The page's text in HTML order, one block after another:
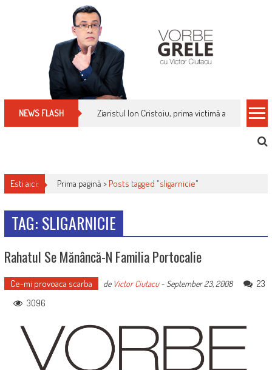
NEWS FLASH Ziaristul Ion Cristoiu, prima victimă a noi
Esti aici: Prima pagină > Posts tagged "sligarnicie"
TAG: SLIGARNICIE
Rahatul Se Mănâncă-N Familia Portocalie
Ce-mi provoaca scarba de Victor Ciutacu- September 23, 2008
23
3096